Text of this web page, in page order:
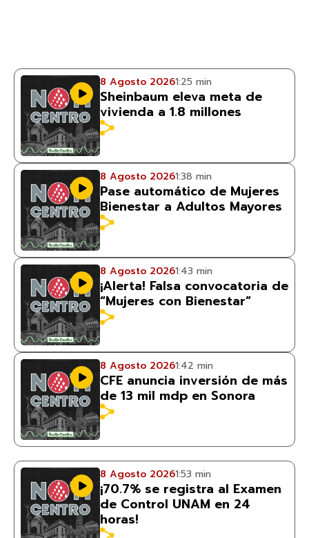
8 Agosto 20261:25 min
Sheinbaum eleva meta de
vivienda a 1.8 millones
8 Agosto 20261:38 min
Pase automático de Mujeres
Bienestar a Adultos Mayores
8 Agosto 20261:43 min
¡Alerta! Falsa convocatoria de
“Mujeres con Bienestar”
8 Agosto 20261:42 min
CFE anuncia inversión de más
de 13 mil mdp en Sonora
8 Agosto 20261:53 min
¡70.7% se registra al Examen
de Control UNAM en 24
horas!